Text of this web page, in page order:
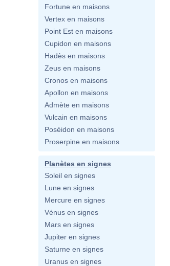
Fortune en maisons
Vertex en maisons
Point Est en maisons
Cupidon en maisons
Hadès en maisons
Zeus en maisons
Cronos en maisons
Apollon en maisons
Admète en maisons
Vulcain en maisons
Poséidon en maisons
Proserpine en maisons
Planètes en signes
Soleil en signes
Lune en signes
Mercure en signes
Vénus en signes
Mars en signes
Jupiter en signes
Saturne en signes
Uranus en signes